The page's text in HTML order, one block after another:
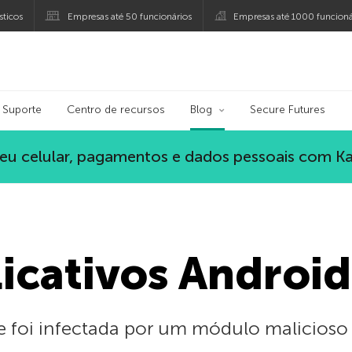
Empresas até 50 funcionários Empresas até 1000
Suporte Centro de recursos Blog Secure Futures
celular, pagamentos e dados pessoais com
foi infectada por um módulo